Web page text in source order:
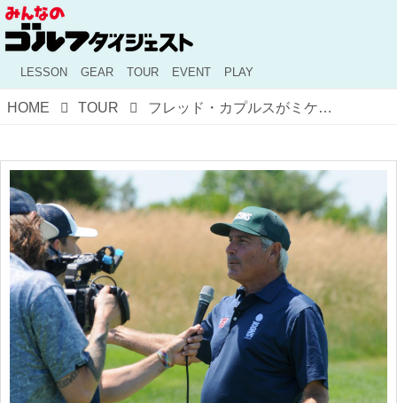
LESSON GEAR TOUR EVENT PLAY
HOME TOUR フレッド・カプルスがミケルソンに絶縁宣言？ 「もう彼とは話すこともないだろう」